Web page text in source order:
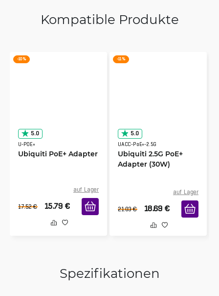
Kompatible Produkte
-10 %
5.0
U-POE+
Ubiquiti PoE+ Adapter
auf Lager
17.52 € 15.79 €
-11 %
5.0
UACC-PoE+-2.5G
Ubiquiti 2.5G PoE+
Adapter (30W)
auf Lager
21.03 € 18.69 €
Spezifikationen